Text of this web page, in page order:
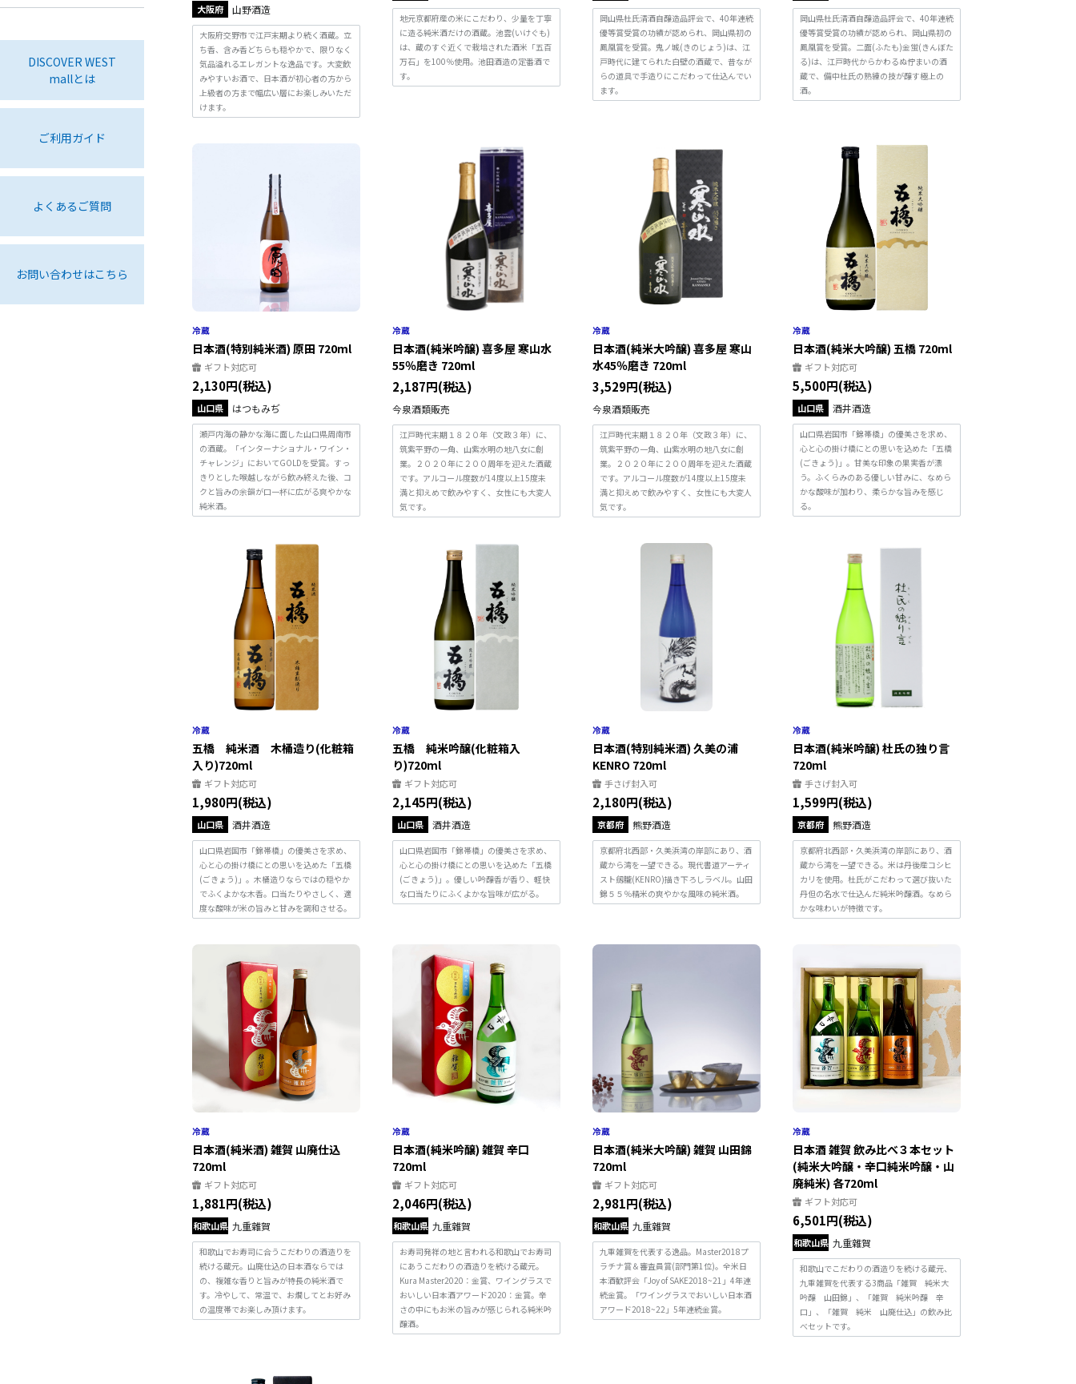
DISCOVER WEST
mallとは
ご利用ガイド
よくあるご質問
お問い合わせはこちら
大阪府 山野酒造
大阪府交野市で江戸末期より続く酒蔵。立
ち香、含み香どちらも穏やかで、限りなく
気品溢れるエレガントな逸品です。大変飲
みやすいお酒で、日本酒が初心者の方から
上級者の方まで幅広い層にお楽しみいただ
けます。
地元京都府産の米にこだわり、少量を丁寧
に造る純米酒だけの酒蔵。池雲(いけぐも)
は、蔵のすぐ近くで栽培された酒米「五百
万石」を100％使用。池田酒造の定番酒で
す。
岡山県杜氏清酒自醸造品評会で、40年連続
優等賞受賞の功績が認められ、岡山県初の
鳳凰賞を受賞。鬼ノ城(きのじょう)は、江
戸時代に建てられた白壁の酒蔵で、昔なが
らの道具で手造りにこだわって仕込んでい
ます。
岡山県杜氏清酒自醸造品評会で、40年連続
優等賞受賞の功績が認められ、岡山県初の
鳳凰賞を受賞。二面(ふたも)金蛍(きんぼた
る)は、江戸時代からかわるぬ佇まいの酒
蔵で、備中杜氏の熟練の技が醸す極上の
酒。
日本酒(特別純米酒) 原田 720ml
ギフト対応可
2,130円(税込)
山口県 はつもみぢ
瀬戸内海の静かな海に面した山口県周南市
の酒蔵。「インターナショナル・ワイン・
チャレンジ」においてGOLDを受賞。すっ
きりとした喉越しながら飲み終えた後、コ
クと旨みの余韻が口一杯に広がる爽やかな
純米酒。
日本酒(純米吟醸) 喜多屋 寒山水
55％磨き 720ml
2,187円(税込)
今泉酒類販売
江戸時代末期１８２０年（文政３年）に、
筑紫平野の一角、山紫水明の地八女に創
業。２０２０年に２００周年を迎えた酒蔵
です。アルコール度数が14度以上15度未
満と抑えめで飲みやすく、女性にも大変人
気です。
日本酒(純米大吟醸) 喜多屋 寒山
水45％磨き 720ml
3,529円(税込)
今泉酒類販売
江戸時代末期１８２０年（文政３年）に、
筑紫平野の一角、山紫水明の地八女に創
業。２０２０年に２００周年を迎えた酒蔵
です。アルコール度数が14度以上15度未
満と抑えめで飲みやすく、女性にも大変人
気です。
日本酒(純米大吟醸) 五橋 720ml
ギフト対応可
5,500円(税込)
山口県 酒井酒造
山口県岩国市「錦帯橋」の優美さを求め、
心と心の掛け橋にとの思いを込めた「五橋
(ごきょう)」。甘美な印象の果実香が漂
う。ふくらみのある優しい甘みに、なめら
かな酸味が加わり、柔らかな旨みを感じ
る。
五橋 純米酒 木桶造り(化粧箱
入り)720ml
ギフト対応可
1,980円(税込)
山口県 酒井酒造
山口県岩国市「錦帯橋」の優美さを求め、
心と心の掛け橋にとの思いを込めた「五橋
(ごきょう)」。木桶造りならではの穏やか
でふくよかな木香。口当たりやさしく、適
度な酸味が米の旨みと甘みを調和させる。
五橋 純米吟醸(化粧箱入
り)720ml
ギフト対応可
2,145円(税込)
山口県 酒井酒造
山口県岩国市「錦帯橋」の優美さを求め、
心と心の掛け橋にとの思いを込めた「五橋
(ごきょう)」。優しい吟醸香が香り、軽快
な口当たりにふくよかな旨味が広がる。
日本酒(特別純米酒) 久美の浦
KENRO 720ml
手さげ封入可
2,180円(税込)
京都府 熊野酒造
京都府北西部・久美浜湾の岸部にあり、酒
蔵から湾を一望できる。現代書道アーティ
スト劔朧(KENRO)描き下ろしラベル。山田
錦５５％精米の爽やかな風味の純米酒。
日本酒(純米吟醸) 杜氏の独り言
720ml
手さげ封入可
1,599円(税込)
京都府 熊野酒造
京都府北西部・久美浜湾の岸部にあり、酒
蔵から湾を一望できる。米は丹後産コシヒ
カリを使用。杜氏がこだわって選び抜いた
丹但の名水で仕込んだ純米吟醸酒。なめら
かな味わいが特徴です。
日本酒(純米酒) 雑賀 山廃仕込
720ml
ギフト対応可
1,881円(税込)
和歌山県 九重雜賀
和歌山でお寿司に合うこだわりの酒造りを
続ける蔵元。山廃仕込の日本酒ならでは
の、複雑な香りと旨みが特長の純米酒で
す。冷やして、常温で、お燗してとお好み
の温度帯でお楽しみ頂けます。
日本酒(純米吟醸) 雑賀 辛口
720ml
ギフト対応可
2,046円(税込)
和歌山県 九重雜賀
お寿司発祥の地と言われる和歌山でお寿司
にあうこだわりの酒造りを続ける蔵元。
Kura Master2020：金賞、ワイングラスで
おいしい日本酒アワード2020：金賞。辛
さの中にもお米の旨みが感じられる純米吟
醸酒。
日本酒(純米大吟醸) 雑賀 山田錦
720ml
ギフト対応可
2,981円(税込)
和歌山県 九重雜賀
九重雑賀を代表する逸品。Master2018プ
ラチナ賞＆審査員賞(部門第1位)。全米日
本酒歓評会「Joy of SAKE2018~21」4年連
続金賞。「ワイングラスでおいしい日本酒
アワード2018~22」5年連続金賞。
日本酒 雑賀 飲み比べ３本セット
(純米大吟醸・辛口純米吟醸・山
廃純米) 各720ml
ギフト対応可
6,501円(税込)
和歌山県 九重雜賀
和歌山でこだわりの酒造りを続ける蔵元、
九重雑賀を代表する3商品「雑賀 純米大
吟醸 山田錦」、「雑賀 純米吟醸 辛
口」、「雑賀 純米 山廃仕込」の飲み比
べセットです。